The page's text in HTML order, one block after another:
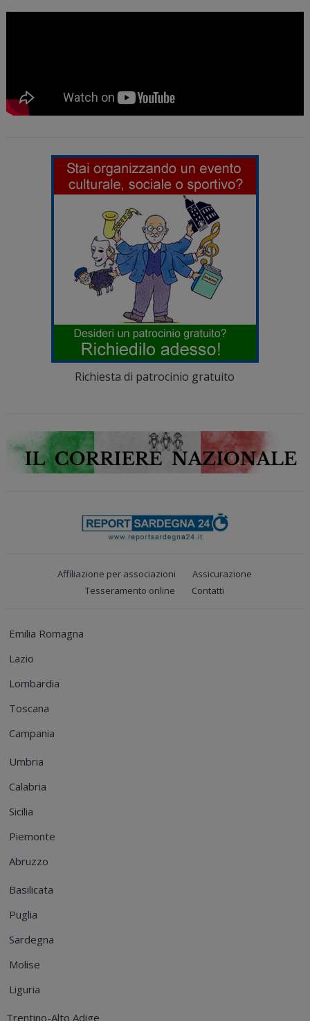
Richiesta di patrocinio gratuito
Affiliazione per associazioni
Assicurazione
Tesseramento online
Contatti
Emilia Romagna
Lazio
Lombardia
Toscana
Campania
Umbria
Calabria
Sicilia
Piemonte
Abruzzo
Basilicata
Puglia
Sardegna
Molise
Liguria
Trentino-Alto Adige